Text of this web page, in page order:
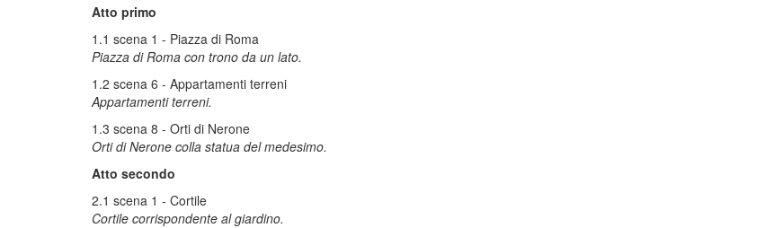
Atto primo
1.1 scena 1 - Piazza di Roma
Piazza di Roma con trono da un lato.
1.2 scena 6 - Appartamenti terreni
Appartamenti terreni.
1.3 scena 8 - Orti di Nerone
Orti di Nerone colla statua del medesimo.
Atto secondo
2.1 scena 1 - Cortile
Cortile corrispondente al giardino.